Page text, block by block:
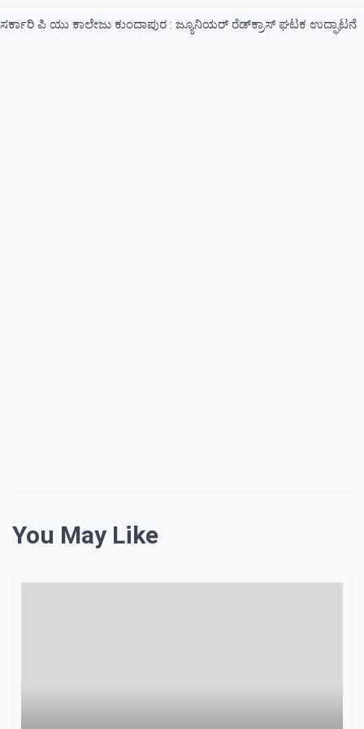
ಸರ್ಕಾರಿ ಪಿ ಯು ಕಾಲೇಜು ಕುಂದಾಪುರ : ಜ್ಯೂನಿಯರ್‌ ರೆಡ್‌ಕ್ರಾಸ್‌ ಘಟಕ ಉದ್ಘಾಟನೆ
You May Like